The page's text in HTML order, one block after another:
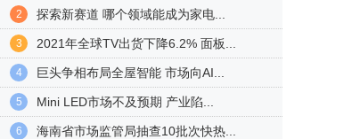
2 探索新赛道 哪个领域能成为家电...
3 2021年全球TV出货下降6.2% 面板...
4 巨头争相布局全屋智能 市场向AI...
5 Mini LED市场不及预期 产业陷...
6 海南省市场监管局抽查10批次快热...